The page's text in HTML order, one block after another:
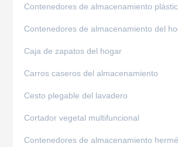
Contenedores de almacenamiento
Contenedores de almacenamiento del
Caja de zapatos del hogar
Carros caseros del almacenamiento
Cesto plegable del lavadero
Cortador vegetal multifuncional
Contenedores de almacenamiento